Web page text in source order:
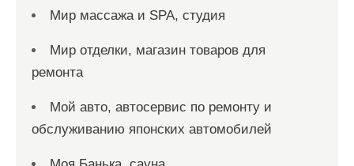
Мир массажа и SPA, студия
Мир отделки, магазин товаров для
ремонта
Мой авто, автосервис по ремонту и
обслуживанию японских автомобилей